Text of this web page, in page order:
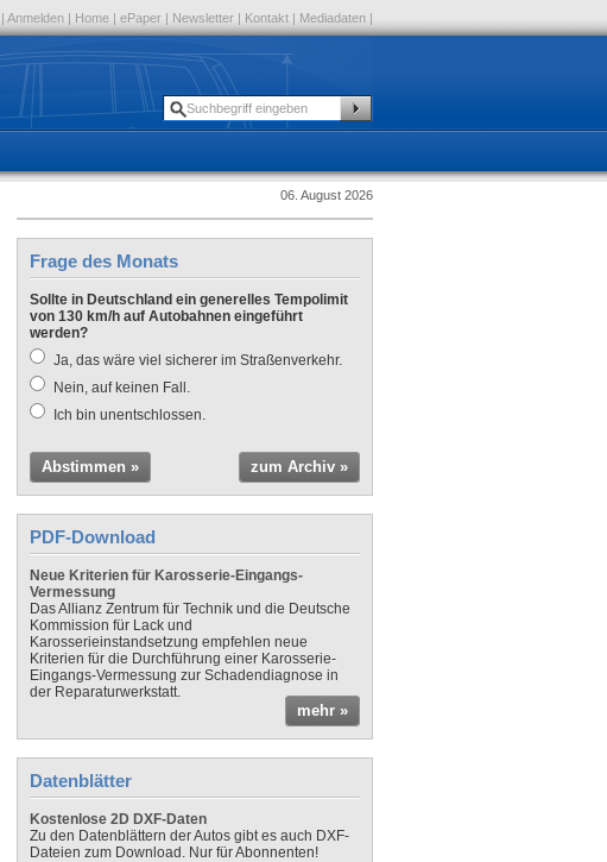
| Anmelden | Home | ePaper | Newsletter | Kontakt | Mediadaten |
06. August 2026
Frage des Monats
Sollte in Deutschland ein generelles Tempolimit
von 130 km/h auf Autobahnen eingeführt
werden?
Ja, das wäre viel sicherer im Straßenverkehr.
Nein, auf keinen Fall.
Ich bin unentschlossen.
Abstimmen » zum Archiv »
PDF-Download
Neue Kriterien für Karosserie-Eingangs-
Vermessung
Das Allianz Zentrum für Technik und die Deutsche
Kommission für Lack und
Karosserieinstandsetzung empfehlen neue
Kriterien für die Durchführung einer Karosserie-
Eingangs-Vermessung zur Schadendiagnose in
der Reparaturwerkstatt.
mehr »
Datenblätter
Kostenlose 2D DXF-Daten
Zu den Datenblättern der Autos gibt es auch DXF-
Dateien zum Download. Nur für Abonnenten!